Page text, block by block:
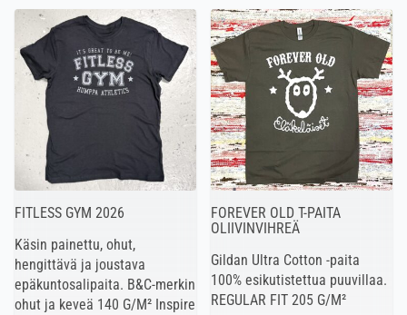
FITLESS GYM 2026
Käsin painettu, ohut,
hengittävä ja joustava
epäkuntosalipaita. B&C-merkin
ohut ja keveä 140 G/M² Inspire
FOREVER OLD T-PAITA
OLIIVINVIHREÄ
Gildan Ultra Cotton -paita
100% esikutistettua puuvillaa.
REGULAR FIT 205 G/M²